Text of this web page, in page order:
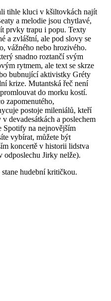
tihle kluci v kšiltovkách najít
a melodie jsou chytlavé,
prvky trapu i popu. Texty
a zvláštní, ale pod slovy se
vážného nebo hrozivého.
snadno roztančí svým
rytmem, ale text se skrze
bubnující aktivistky Gréty
krize. Mutantská řeč není
do morku kostí.
zapomenutého,
postoje mileniálů, kteří
devadesátkách a poslechem
Spotify na nejnovějším
vybírat, můžete být
koncertě v historii lidstva
odposlechu Jirky nelže).
hudební kritičkou.